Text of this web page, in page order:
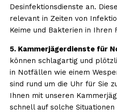
Desinfektionsdienste an.
relevant in Zeiten von
Keime und Bakterien in Ihren
5. Kammerjägerdienste für
können schlagartig und
in Notfällen wie einem
sind rund um die Uhr für Sie
Ihnen mit unseren
schnell auf solche Situationen